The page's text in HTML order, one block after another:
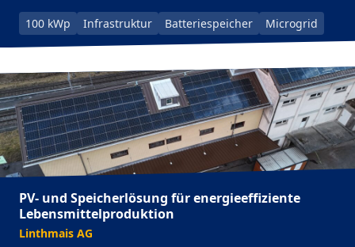
100 kWp Infrastruktur Batteriespeicher Microgrid
PV- und Speicherlösung für energieeffiziente
Lebensmittelproduktion
Linthmais AG